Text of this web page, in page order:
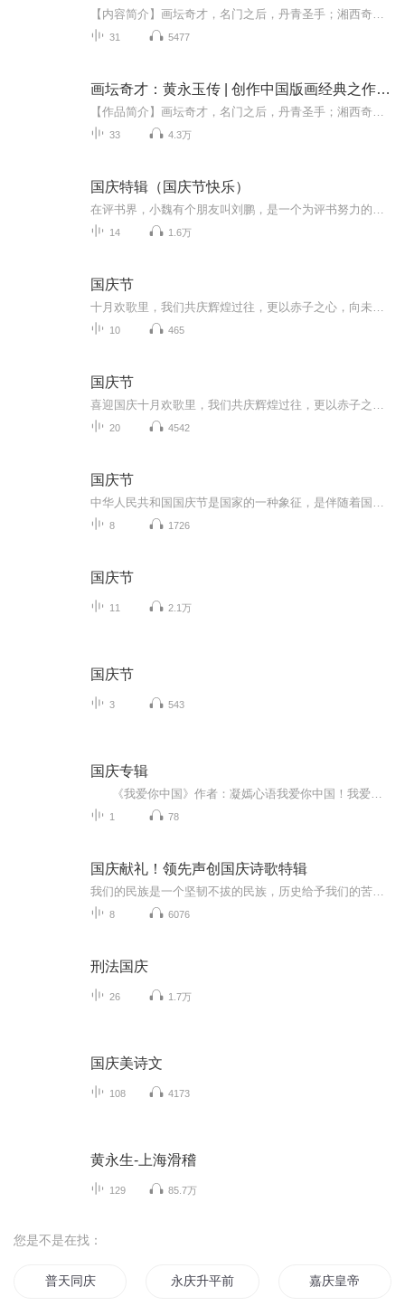
31 5477
画坛奇才：黄永玉传 | 创作中国版画经典之作《阿诗玛》，丹青圣手，艺术大师
33 4.3万
国庆特辑（国庆节快乐）
14 1.6万
国庆节
10 465
国庆节
20 4542
国庆节
8 1726
国庆节
11 2.1万
国庆节
3 543
国庆专辑
1 78
国庆献礼！领先声创国庆诗歌特辑
8 6076
刑法国庆
26 1.7万
国庆美诗文
108 4173
黄永生-上海滑稽
129 85.7万
您是不是在找：
普天同庆 永庆升平前传 嘉庆皇帝